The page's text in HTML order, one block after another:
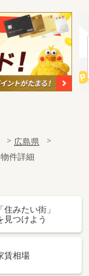
広島県
件詳細
「住みたい街」
見つけよう
賃相場